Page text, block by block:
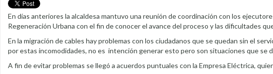
En días anteriores la alcaldesa mantuvo una reunión de coordinación con los
Regeneración Urbana con el fin de conocer el avance del proceso y las dificultades
En la migración de cables hay problemas con los ciudadanos que se quedan sin el
por estas incomodidades, no es intención generar esto pero son situaciones que se
A fin de evitar problemas se llegó a acuerdos puntuales con la Empresa Eléctrica,